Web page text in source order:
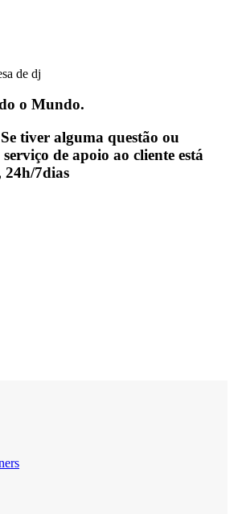
de dj
o Mundo.
tiver alguma questão ou
de apoio ao cliente está
24h/7dias